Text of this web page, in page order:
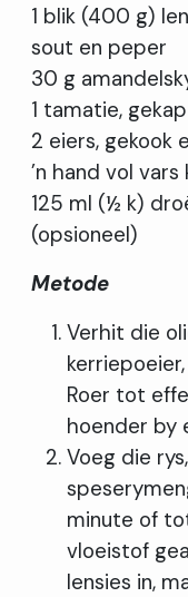
1 blik (400 g)
sout en peper
30 g
1 tamatie, gekap
2 eiers, gekook
’n hand vol
125 ml (½ k)
(opsioneel)
Metode
Verhit die
Roer tot
hoender by
Voeg die
minute of
vloeistof
lensies in,